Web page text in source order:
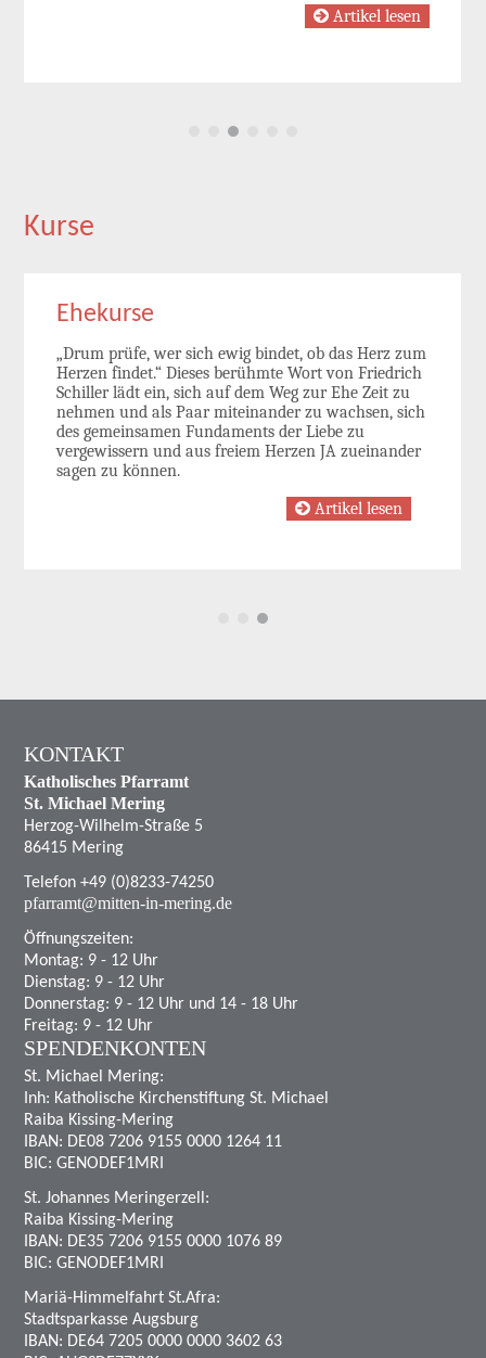
Artikel lesen
Kurse
Ehekurse
„Drum prüfe, wer sich ewig bindet, ob das Herz zum
Herzen findet.“ Dieses berühmte Wort von Friedrich
Schiller lädt ein, sich auf dem Weg zur Ehe Zeit zu
nehmen und als Paar miteinander zu wachsen, sich
des gemeinsamen Fundaments der Liebe zu
vergewissern und aus freiem Herzen JA zueinander
sagen zu können.
Artikel lesen
KONTAKT
Katholisches Pfarramt
St. Michael Mering
Herzog-Wilhelm-Straße 5
86415 Mering
Telefon +49 (0)8233-74250
pfarramt@mitten-in-mering.de
Öffnungszeiten:
Montag: 9 - 12 Uhr
Dienstag: 9 - 12 Uhr
Donnerstag: 9 - 12 Uhr und 14 - 18 Uhr
Freitag: 9 - 12 Uhr
SPENDENKONTEN
St. Michael Mering:
Inh: Katholische Kirchenstiftung St. Michael
Raiba Kissing-Mering
IBAN: DE08 7206 9155 0000 1264 11
BIC: GENODEF1MRI
St. Johannes Meringerzell:
Raiba Kissing-Mering
IBAN: DE35 7206 9155 0000 1076 89
BIC: GENODEF1MRI
Mariä-Himmelfahrt St.Afra:
Stadtsparkasse Augsburg
IBAN: DE64 7205 0000 0000 3602 63